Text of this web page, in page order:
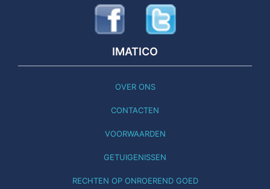
IMATICO
OVER ONS
CONTACTEN
VOORWAARDEN
GETUIGENISSEN
RECHTEN OP ONROEREND GOED